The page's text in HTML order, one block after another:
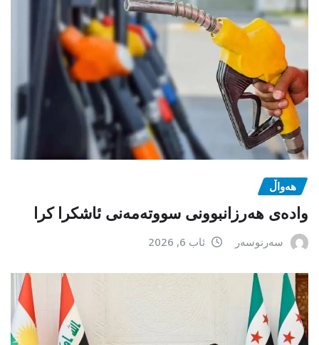
هەواڵ
وادەی هەرزانبوونی سووتەمەنی ئاشکرا کرا
سەرنوسەر ئاب 6, 2026